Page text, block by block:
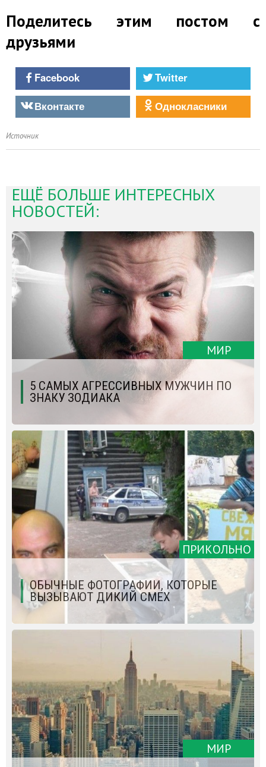
Поделитесь этим постом с
друзьями
Facebook
Twitter
Вконтакте
Однокласники
Источник
ЕЩЁ БОЛЬШЕ ИНТЕРЕСНЫХ
НОВОСТЕЙ:
МИР
5 САМЫХ АГРЕССИВНЫХ МУЖЧИН ПО
ЗНАКУ ЗОДИАКА
ПРИКОЛЬНО
ОБЫЧНЫЕ ФОТОГРАФИИ, КОТОРЫЕ
ВЫЗЫВАЮТ ДИКИЙ СМЕХ
МИР